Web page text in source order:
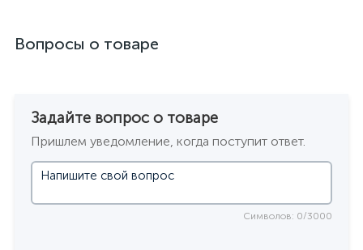
Вопросы о товаре
Задайте вопрос о товаре
Пришлем уведомление, когда поступит ответ.
Символов: 0/3000